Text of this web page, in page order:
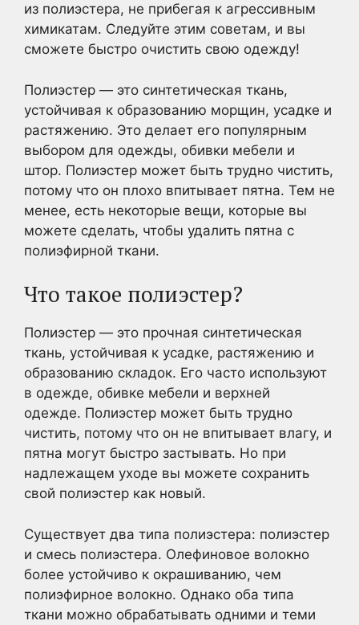
из полиэстера, не прибегая к агрессивным
химикатам. Следуйте этим советам, и вы
сможете быстро очистить свою одежду!
Полиэстер — это синтетическая ткань,
устойчивая к образованию морщин, усадке и
растяжению. Это делает его популярным
выбором для одежды, обивки мебели и
штор. Полиэстер может быть трудно чистить,
потому что он плохо впитывает пятна. Тем не
менее, есть некоторые вещи, которые вы
можете сделать, чтобы удалить пятна с
полиэфирной ткани.
Что такое полиэстер?
Полиэстер — это прочная синтетическая
ткань, устойчивая к усадке, растяжению и
образованию складок. Его часто используют
в одежде, обивке мебели и верхней
одежде. Полиэстер может быть трудно
чистить, потому что он не впитывает влагу, и
пятна могут быстро застывать. Но при
надлежащем уходе вы можете сохранить
свой полиэстер как новый.
Существует два типа полиэстера: полиэстер
и смесь полиэстера. Олефиновое волокно
более устойчиво к окрашиванию, чем
полиэфирное волокно. Однако оба типа
ткани можно обрабатывать одними и теми